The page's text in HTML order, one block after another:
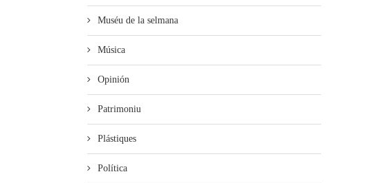
Muséu de la selmana
Música
Opinión
Patrimoniu
Plástiques
Política